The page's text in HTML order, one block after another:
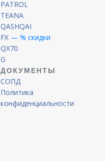
PATROL
TEANA
QASHQAI
FX — % скидки
QX70
G
ДОКУМЕНТЫ
СОПД
Политика
конфиденциальности